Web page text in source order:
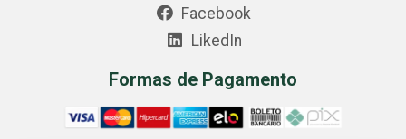
Facebook
LikedIn
Formas de Pagamento